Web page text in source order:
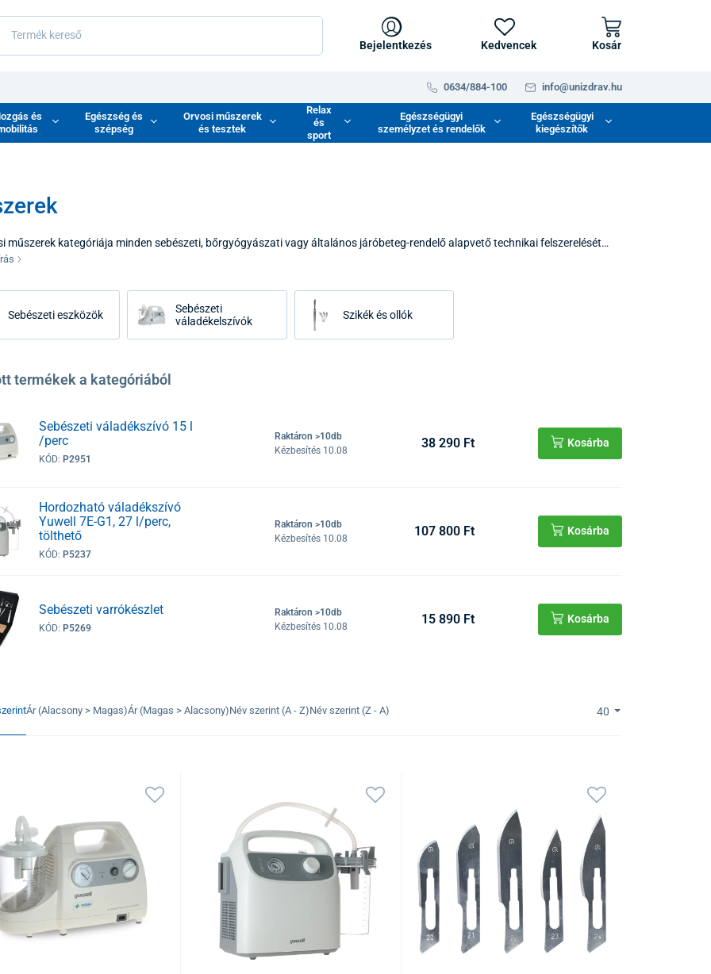
Bejelentkezés Kedvencek Kosár
0634/884-100 info@unizdrav.hu
és
Egészség és
szépség
Orvosi műszerek
és tesztek
Relax
és
sport
Egészségügyi
személyzet és rendelők
Egészségügyi
kiegészítők
műszerek kategóriája minden sebészeti, bőrgyógyászati ​​vagy általános járóbeteg-rendelő alapvető technikai felszerelését
műszerek minősége közvetlenül befolyásolja az eljárások pontosságát, a beteg biztonságát és az orvos kényelmét a munka
garantálnak még rendszeres és intenzív sterilizálás esetén is.
Sebészeti eszközök
Sebészeti
váladékelszívók
Szikék és ollók
termékek a kategóriából
Sebészeti váladékszívó 15 l
/perc
KÓD: P2951
Raktáron >10db
Kézbesítés 10.08
38 290 Ft Kosárba
Hordozható váladékszívó
Yuwell 7E-G1, 27 l/perc,
tölthető
KÓD: P5237
Raktáron >10db
Kézbesítés 10.08
107 800 Ft Kosárba
Sebészeti varrókészlet
KÓD: P5269
Raktáron >10db
Kézbesítés 10.08
15 890 Ft Kosárba
Ár (Alacsony > Magas)Ár (Magas > Alacsony)Név szerint (A - Z)Név szerint (Z - A) 40